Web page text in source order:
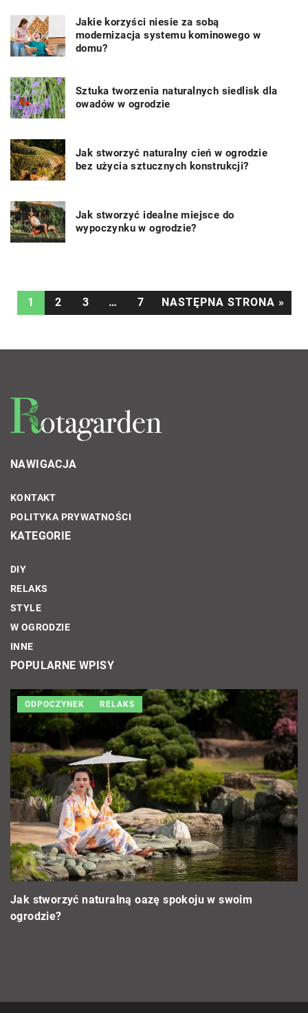
Jakie korzyści niesie za sobą
modernizacja systemu kominowego w
domu?
Sztuka tworzenia naturalnych siedlisk dla
owadów w ogrodzie
Jak stworzyć naturalny cień w ogrodzie
bez użycia sztucznych konstrukcji?
Jak stworzyć idealne miejsce do
wypoczynku w ogrodzie?
1 2 3 … 7 NASTĘPNA STRONA »
NAWIGACJA
KONTAKT
POLITYKA PRYWATNOŚCI
KATEGORIE
DIY
RELAKS
STYLE
W OGRODZIE
INNE
POPULARNE WPISY
DIY